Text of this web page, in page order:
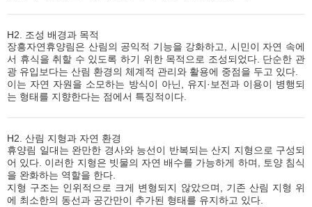
H2. 조성 배경과 목적
장흥자연휴양림은 산림의 공익적 기능을 강화하고, 시민이 자연 속에
서 휴식을 취할 수 있도록 하기 위한 목적으로 조성되었다. 단순한 관
광 유입보다는 산림 환경의 체계적 관리와 활용에 중점을 두고 있다.
이는 자연 자원을 소모하는 방식이 아닌, 유지·보전과 이용이 병행되
는 형태를 지향한다는 점에서 특징적이다.
H2. 산림 지형과 자연 환경
휴양림 일대는 완만한 경사와 능선이 반복되는 산지 지형으로 구성되
어 있다. 이러한 지형은 빗물의 자연 배수를 가능하게 하며, 토양 침식
을 완화하는 역할을 한다.
지형 구조는 인위적으로 크게 변형되지 않았으며, 기존 산림 지형 위
에 최소한의 동선과 공간만이 추가된 형태를 유지하고 있다.